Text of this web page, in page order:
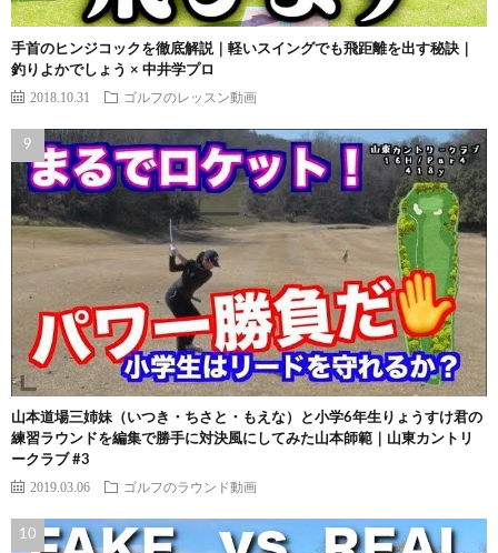
手首のヒンジコックを徹底解説｜軽いスイングでも飛距離を出す秘訣｜
釣りよかでしょう × 中井学プロ
2018.10.31 ゴルフのレッスン動画
山本道場三姉妹（いつき・ちさと・もえな）と小学6年生りょうすけ君の
練習ラウンドを編集で勝手に対決風にしてみた山本師範｜山東カントリ
ークラブ #3
2019.03.06 ゴルフのラウンド動画